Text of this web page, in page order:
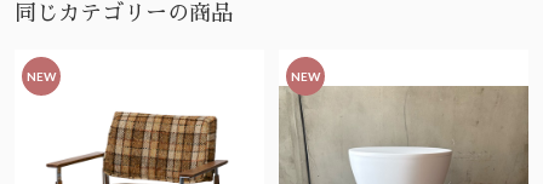
同じカテゴリーの商品
NEW NEW